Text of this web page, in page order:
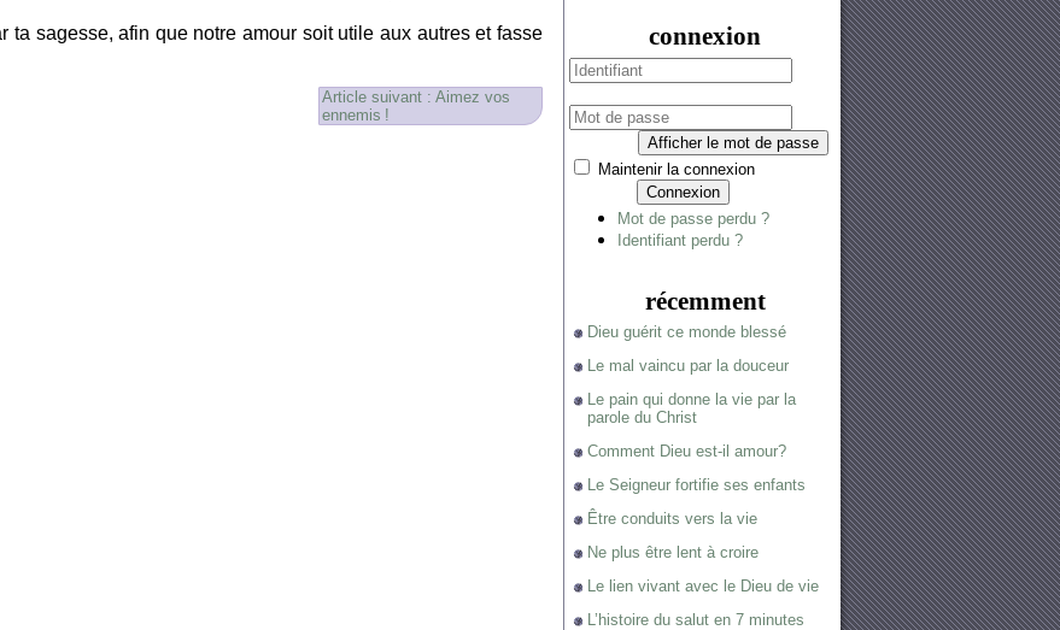
ta sagesse, afin que notre amour soit utile aux autres et fasse
Article suivant : Aimez vos
ennemis !
connexion
Afficher le mot de passe
Maintenir la connexion
Connexion
Mot de passe perdu ?
Identifiant perdu ?
récemment
Dieu guérit ce monde blessé
Le mal vaincu par la douceur
Le pain qui donne la vie par la
parole du Christ
Comment Dieu est-il amour?
Le Seigneur fortifie ses enfants
Être conduits vers la vie
Ne plus être lent à croire
Le lien vivant avec le Dieu de vie
L’histoire du salut en 7 minutes